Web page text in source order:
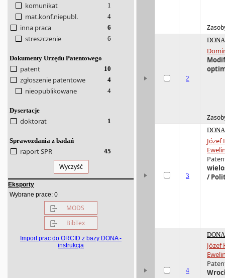
komunikat 1
mat.konf.niepubl. 4
inna praca 6
streszczenie 6
Dokumenty Urzędu Patentowego
patent 10
zgłoszenie patentowe 4
nieopublikowane 4
Dysertacje
doktorat 1
Sprawozdania z badań
raport SPR 45
Wyczyść
Eksporty
Wybrane prace: 0
MODS
BibTex
Import prac do ORCID z bazy DONA -
instrukcja
2
3
/
4